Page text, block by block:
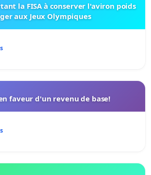
la FISA à conserver l'aviron poids
aux Jeux Olympiques
faveur d'un revenu de base!